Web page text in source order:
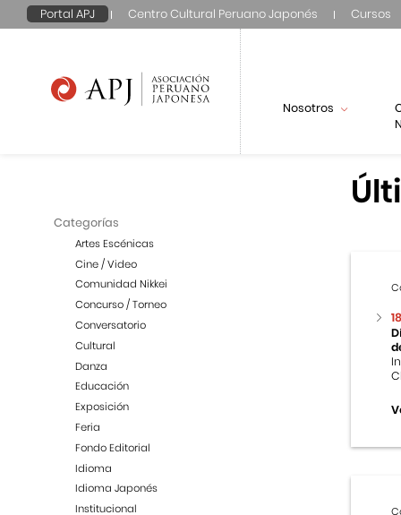
Portal APJ Centro Cultural Peruano Japonés Cursos
Nosotros
Categorías
Artes Escénicas
Cine / Video
Comunidad Nikkei
Concurso / Torneo
Conversatorio
Cultural
Danza
Educación
Exposición
Feria
Fondo Editorial
Idioma
Idioma Japonés
Institucional